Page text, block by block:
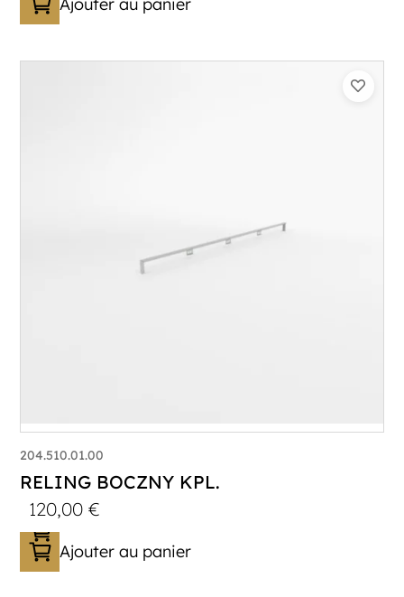
204.510.01.00
RELING BOCZNY KPL.
120,00€
Ajouter au panier